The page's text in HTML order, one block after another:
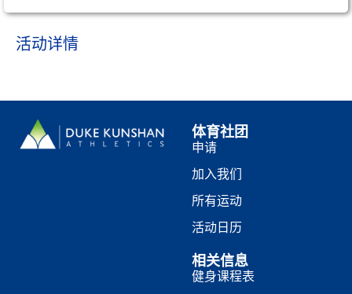
活动详情
体育社团
申请
加入我们
所有运动
活动日历
相关信息
健身课程表